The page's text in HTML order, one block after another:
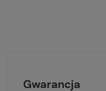
Gwarancja